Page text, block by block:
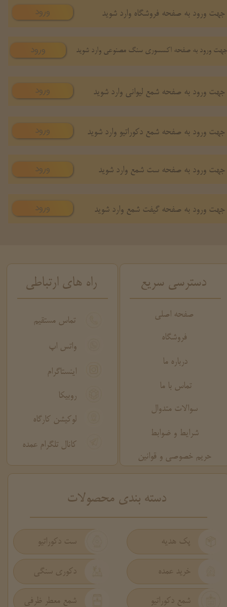
جهت ورود به صفحه فروشگاه وارد شوید ورود
جهت ورود به صفحه شمع لیوانی وارد شوید ورود
جهت ورود به صفحه شمع دکوراتیو وارد شوید ورود
جهت ورود به صفحه ست شمع وارد شوید ورود
ورود به صفحه اکسسوری سنگ مصنوعی وارد شوید ورود
جهت ورود به صفحه گیفت شمع وارد شوید ورود
شمع معطر ظرفی شمع دکوراتیو
دکوری سنگی
پک هدیه ست دکوراتیو
خرید عمده
​دسته بندی محصولات
راه های ارتباطی
تماس مستقیم
اینستاگرام
روبیکا
واتس اپ
لوکیشن کارگاه
کانال تلگرام عمده
دسترسی سریع
صفحه اصلی
فروشگاه
درباره ما
تماس با ما
سوالات متدوال
حریم خصوصی و قوانین
شرایط و ضوابط